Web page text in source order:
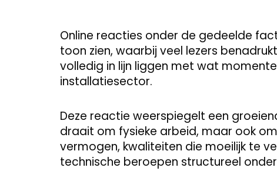
Online reacties onder de gedeelde
toon zien, waarbij veel lezers
volledig in lijn liggen met wat
installatiesector.
Deze reactie weerspiegelt een
draait om fysieke arbeid, maar ook
vermogen, kwaliteiten die moeilijk te
technische beroepen structureel